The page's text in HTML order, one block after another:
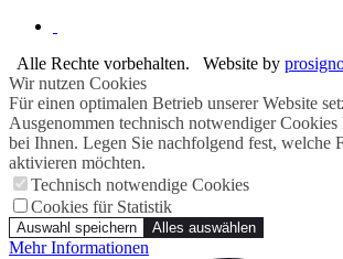
Alle Rechte vorbehalten. Website by
Wir nutzen Cookies
Für einen optimalen Betrieb unserer Website
Ausgenommen technisch notwendiger
bei Ihnen. Legen Sie nachfolgend fest, welche
aktivieren möchten.
Technisch notwendige Cookies
Cookies für Statistik
Auswahl speichern Alles auswählen
Mehr Informationen